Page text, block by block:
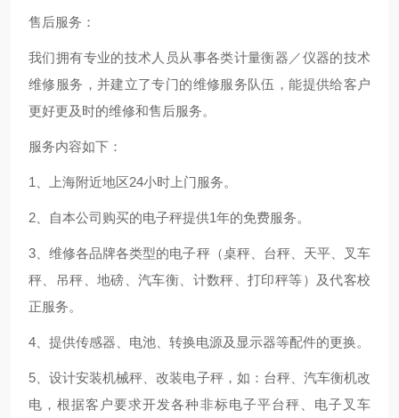
售后服务：
我们拥有专业的技术人员从事各类计量衡器／仪器的技术
维修服务，并建立了专门的维修服务队伍，能提供给客户
更好更及时的维修和售后服务。
服务内容如下：
1、上海附近地区24小时上门服务。
2、自本公司购买的电子秤提供1年的免费服务。
3、维修各品牌各类型的电子秤（桌秤、台秤、天平、叉车
秤、吊秤、地磅、汽车衡、计数秤、打印秤等）及代客校
正服务。
4、提供传感器、电池、转换电源及显示器等配件的更换。
5、设计安装机械秤、改装电子秤，如：台秤、汽车衡机改
电，根据客户要求开发各种非标电子平台秤、电子叉车